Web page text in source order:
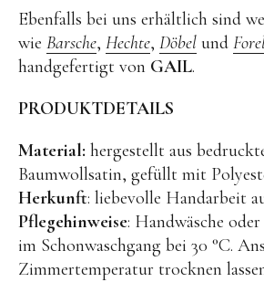
activity boards
lotes toys
Konges Sløjd
KUMI MOOD
BENA |
Min Min
LIVING
Orange toys
just dutch
Ebenfalls bei uns erhältlich sind
wie Barsche, Hechte, Döbel und
handgefertigt von GAIL.
PRODUKTDETAILS
Material: hergestellt aus
Baumwollsatin, gefüllt mit
Herkunft: liebevolle Handarbeit
Pflegehinweise: Handwäsche
im Schonwaschgang bei 30 °C.
Zimmertemperatur trocknen